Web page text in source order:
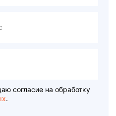
согласие на обработку
.